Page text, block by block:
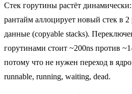
Стек горутины растёт динамически:
рантайм аллоцирует новый стек в 2
данные (copyable stacks).
горутинами стоит ~200ns против
потому что не нужен переход в
runnable, running, waiting, dead.